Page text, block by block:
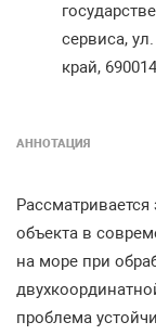
сервиса,
край,
АННОТАЦИЯ
объекта в
на море при
проблема